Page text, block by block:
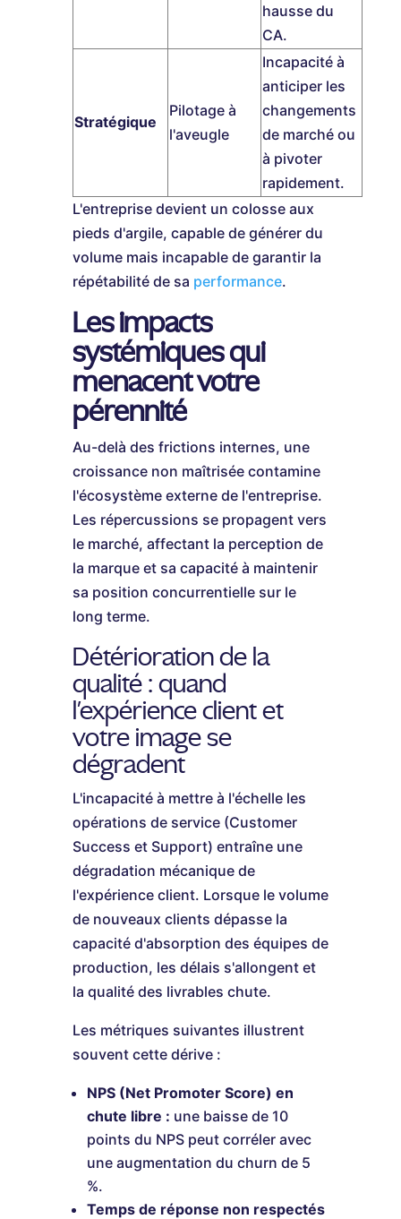
hausse du
CA.
Stratégique
Pilotage à
l'aveugle
Incapacité à
anticiper les
changements
de marché ou
à pivoter
rapidement.
L'entreprise devient un colosse aux
pieds d'argile, capable de générer du
volume mais incapable de garantir la
répétabilité de sa performance.
Les impacts
systémiques qui
menacent votre
pérennité
Au-delà des frictions internes, une
croissance non maîtrisée contamine
l'écosystème externe de l'entreprise.
Les répercussions se propagent vers
le marché, affectant la perception de
la marque et sa capacité à maintenir
sa position concurrentielle sur le
long terme.
Détérioration de la
qualité : quand
l'expérience client et
votre image se
dégradent
L'incapacité à mettre à l'échelle les
opérations de service (Customer
Success et Support) entraîne une
dégradation mécanique de
l'expérience client. Lorsque le volume
de nouveaux clients dépasse la
capacité d'absorption des équipes de
production, les délais s'allongent et
la qualité des livrables chute.
Les métriques suivantes illustrent
souvent cette dérive :
NPS (Net Promoter Score) en
chute libre : une baisse de 10
points du NPS peut corréler avec
une augmentation du churn de 5
%.
Temps de réponse non respectés